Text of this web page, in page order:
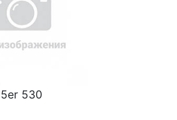
5er 530